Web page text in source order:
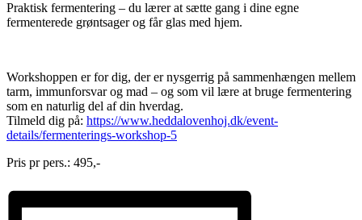
Praktisk fermentering – du lærer at sætte gang i dine egne
fermenterede grøntsager og får glas med hjem.
Workshoppen er for dig, der er nysgerrig på sammenhængen mellem
tarm, immunforsvar og mad – og som vil lære at bruge fermentering
som en naturlig del af din hverdag.
Tilmeld dig på: https://www.heddalovenhoj.dk/event-
details/fermenterings-workshop-5
Pris pr pers.: 495,-